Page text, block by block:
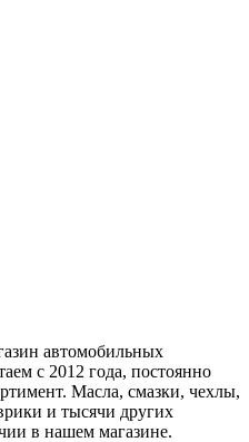
автомобильных
с 2012 года, постоянно
Масла, смазки, чехлы,
и тысячи других
в нашем магазине.